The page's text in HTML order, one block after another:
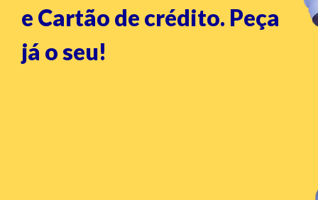
e Cartão de crédito. Peça
já o seu!